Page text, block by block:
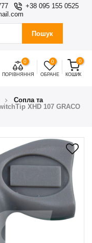
+38 095 155 0525
Пошук
0
ПОРІВНЯННЯ
0
ОБРАНЕ
0
КОШИК
Сопла та
XHD 107 GRACO